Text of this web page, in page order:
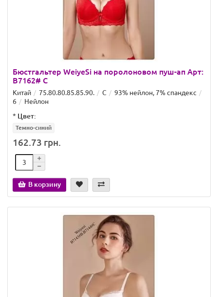
Бюстгальтер WeiyeSi на поролоновом пуш-ап Арт:
B7162# C
Китай 75.80.80.85.85.90. C
93% нейлон, 7% спандекс
6
Нейлон
* Цвет:
Темно-синий
162.73 грн.
В корзину